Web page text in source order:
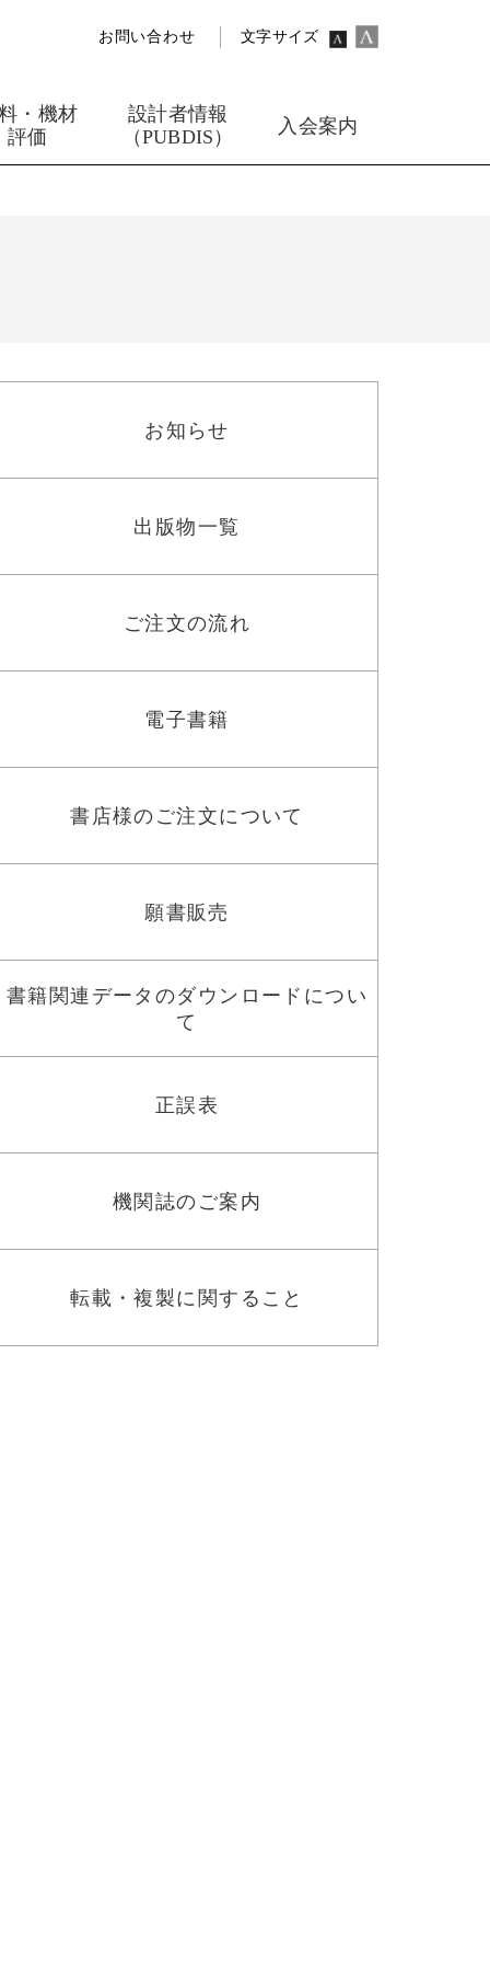
お問い合わせ 文字サイズ
・機材
評価
設計者情報
（PUBDIS）
入会案内
お知らせ
出版物一覧
ご注文の流れ
電子書籍
書店様のご注文について
願書販売
書籍関連データのダウンロードについ
て
正誤表
機関誌のご案内
転載・複製に関すること